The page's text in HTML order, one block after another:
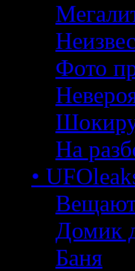
Фото
На
•
Домик
Баня